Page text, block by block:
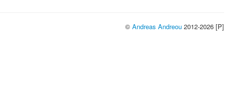
© Andreas Andreou 2012-2026 [P]